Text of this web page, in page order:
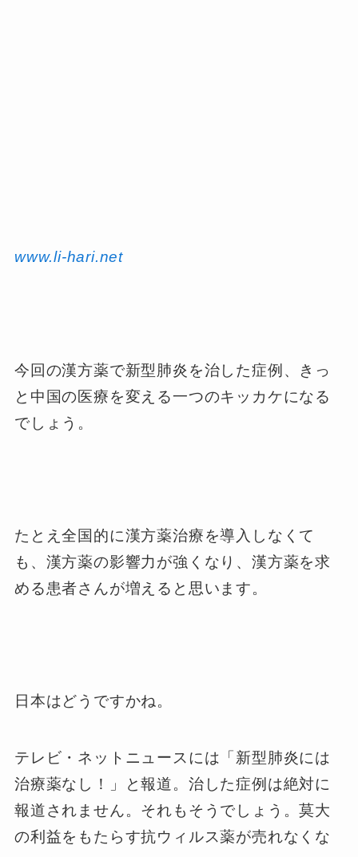
www.li-hari.net
今回の漢方薬で新型肺炎を治した症例、きっ
と中国の医療を変える一つのキッカケになる
でしょう。
たとえ全国的に漢方薬治療を導入しなくて
も、漢方薬の影響力が強くなり、漢方薬を求
める患者さんが増えると思います。
日本はどうですかね。
テレビ・ネットニュースには「新型肺炎には
治療薬なし！」と報道。治した症例は絶対に
報道されません。それもそうでしょう。莫大
の利益をもたらす抗ウィルス薬が売れなくな